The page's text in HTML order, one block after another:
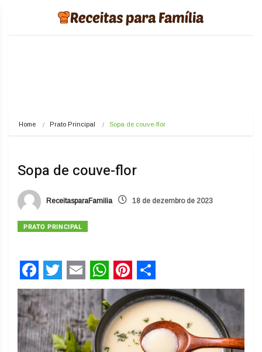
Home Prato Principal Sopa de couve-flor
Sopa de couve-flor
ReceitasparaFamilia 18 de dezembro de 2023
PRATO PRINCIPAL
Facebook
Twitter
EmailWhatsApp
Pinterest
Share